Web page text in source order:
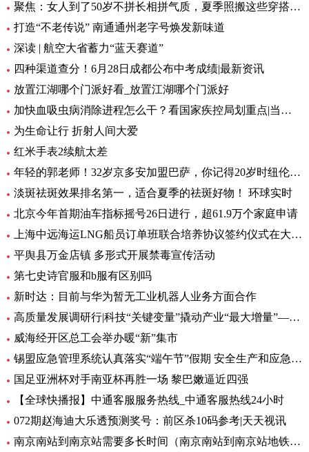
聚焦：女人到了50岁不拼长相拼气质，夏季照搬这些穿搭，高级又耐看
打造“不老传说” 南通通州老字号焕发新味道
深读 | 航空大省蓄力“蓝天赛道”
四种渠道查分！6月28日成都公布中考成绩|最新资讯
放置江湖哪个门派好看_放置江湖哪个门派好
加快血吸虫病消除进程怎么干？看国家疾控局划重点|当前视点
为生命让行 折射人间大爱
红米手表2续航太差
年轻的郭老师！32岁京多安加盟巴萨，你记得20岁时纽伦堡的他吗？
淡斑祛斑效果排名第一，适合夏季的祛斑好物！ 环球实时
北京今年首期油车指标摇号26日进行，超61.9万个家庭申请
上海中远海运LNG船员订单班联合培养协议签约仪式在大连海大举行|天天微资讯
平舆县万金店镇 多形式开展禁毒宣传活动
第七史诗官服和b服有区别吗
新时达：目前与华为暂无工业机器人业务方面合作
高质量发展调研行|科技“关键变量”撬动产业“最大增量”——三亚崖州湾科技城建设观察
威海经开区总工会举办暖“新”集市
锡盟应急管理系统认真落实“端午节”假期 安全生产和应急值守工作
​国足亚洲杯对手南亚杯再胜一场 黎巴嫩逼近四强
【全球快播报】中通客服服务热线_中通客服热线24小时
072期赵海迪大乐透预测奖号：前区杀10码参考|天天视讯
南京南站到南京站需要多长时间（南京南站到南京站地铁多长时间）